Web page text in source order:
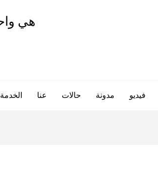
الخدمة عنا حالات مدونة فيديو